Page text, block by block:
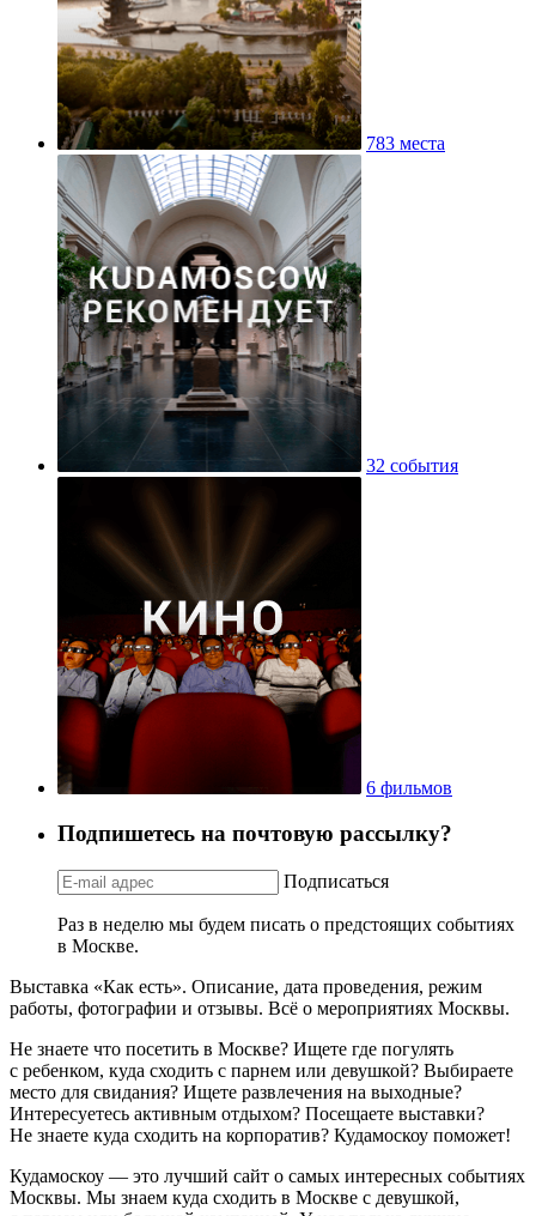
783 места
32 события
6 фильмов
Подпишетесь на почтовую рассылку?
Подписаться
Раз в неделю мы будем писать о предстоящих событиях
в Москве.
Выставка «Как есть». Описание, дата проведения, режим
работы, фотографии и отзывы. Всё о мероприятиях Москвы.
Не знаете что посетить в Москве? Ищете где погулять
с ребенком, куда сходить с парнем или девушкой? Выбираете
место для свидания? Ищете развлечения на выходные?
Интересуетесь активным отдыхом? Посещаете выставки?
Не знаете куда сходить на корпоратив? Кудамоскоу поможет!
Кудамоскоу — это лучший сайт о самых интересных событиях
Москвы. Мы знаем куда сходить в Москве с девушкой,